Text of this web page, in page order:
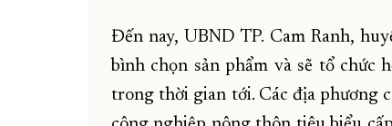
Đến nay, UBND TP. Cam Ranh,
bình chọn sản phẩm và sẽ tổ chức
trong thời gian tới. Các địa phương